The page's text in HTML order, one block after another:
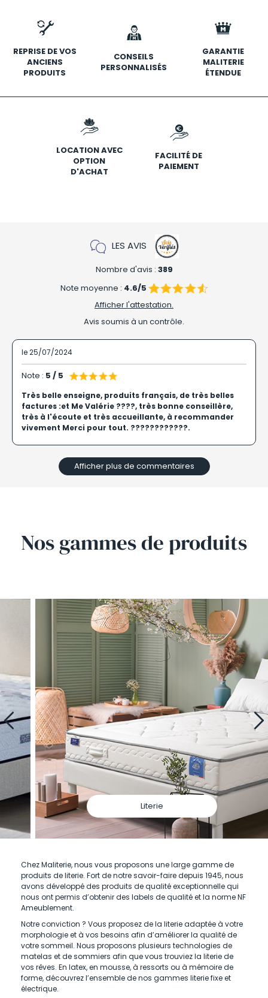
REPRISE DE VOS
ANCIENS
PRODUITS
CONSEILS
PERSONNALISÉS
GARANTIE
MALITERIE
ÉTENDUE
LOCATION AVEC
OPTION
D'ACHAT
FACILITÉ DE
PAIEMENT
LES AVIS
Nombre d'avis : 389
Note moyenne : 4.6/5
Afficher l'attestation.
Avis soumis à un contrôle.
le 25/07/2024
Note : 5 / 5
Très belle enseigne, produits français, de très belles
factures :et Me Valérie ????, très bonne conseillère,
très à l'écoute et très accueillante, à recommander
vivement Merci pour tout. ????????????.
Afficher plus de commentaires
Nos gammes deproduits
Literie
Chez Maliterie, nous vous proposons une large gamme de
produits de literie. Fort de notre savoir-faire depuis 1945, nous
avons développé des produits de qualité exceptionnelle qui
nous ont permis d’obtenir des labels de qualité et la norme NF
Ameublement.
Notre conviction ? Vous proposez de la literie adaptée à votre
morphologie et à vos besoins afin d’améliorer la qualité de
votre sommeil. Nous proposons plusieurs technologies de
matelas et de sommiers afin que vous trouviez la literie de
vos rêves. En latex, en mousse, à ressorts ou à mémoire de
forme, découvrez l’ensemble de nos gammes literie fixe et
électrique.